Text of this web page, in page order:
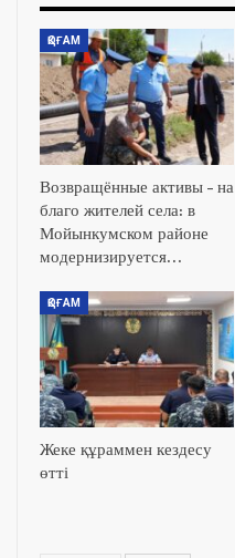
ҚОҒАМ
Возвращённые активы – на
благо жителей села: в
Мойынкумском районе
модернизируется…
ҚОҒАМ
Жеке құраммен кездесу
өтті